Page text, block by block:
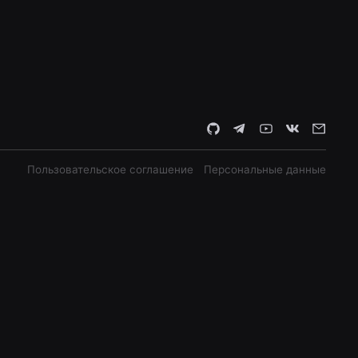
Пользовательское соглашение Персональные данные